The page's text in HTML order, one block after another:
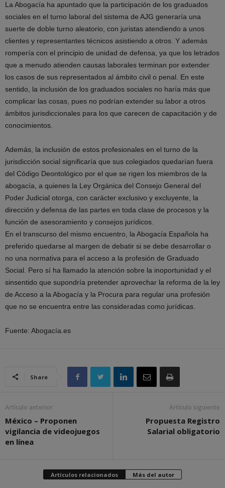
La Abogacía ha apuntado que la participación de los graduados
sociales en el turno laboral del sistema de AJG generaría una
suerte de doble turno aleatorio, con juristas atendiendo a unos
clientes y representantes técnicos asistiendo a otros. Y además
rompería con el principio de unidad de defensa, ya que los letrados
que a menudo atienden causas laborales terminan por extender
los casos de sus representados al ámbito civil o penal. En este
sentido, la inclusión de los graduados sociales no haría más que
complicar las cosas, pues no podrían extender su labor a otros
ámbitos jurisdiccionales para los que carecen de capacitación y de
conocimientos.
Además, la inclusión de estos profesionales en el turno de la
jurisdicción social significaría que sus colegiados quedarían fuera
del Código Deontológico por el que se rigen los miembros de la
abogacía, a quienes la Ley Orgánica del Consejo General del
Poder Judicial otorga, con carácter exclusivo y excluyente, la
dirección y defensa de las partes en toda clase de procesos y la
función de asesoramiento y consejos jurídicos.
En el transcurso del mismo encuentro, la Abogacía Española ha
preferido quedarse al margen de debatir si se debe desarrollar o
no una normativa para el acceso a la profesión de Graduado
Social. Pero sí ha llamado la atención sobre la inoportunidad y el
sinsentido que supondría pretender aprovechar la reforma de la ley
de Acceso a la Abogacía y la Procura para regular una profesión
que no se encuentra entre las consideradas como jurídicas.
Fuente: Abogacía.es
Share
Artículo anterior
México – Proponen
vigilancia de videojuegos
en línea
Artículo siguiente
Propuesta Registro
Salarial obligatorio
Artículos relacionados Más del autor